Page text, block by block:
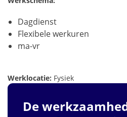
Dagdienst
Flexibele werkuren
ma-vr
Werklocatie: Fysiek
De